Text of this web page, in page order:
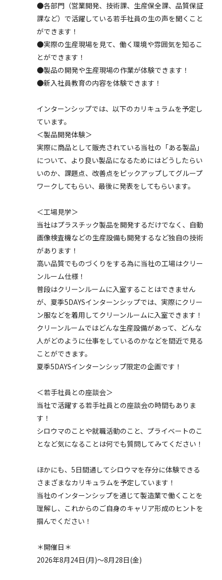
●各部門（営業開発、技術課、生産保全課、品質保証
課など）で活躍している若手社員の生の声を聞くこと
ができます！
●実際の生産現場を見て、働く環境や雰囲気を知るこ
とができます！
●製品の開発や生産現場の作業が体験できます！
●新入社員教育の内容を体験できます！
インターンシップでは、以下のカリキュラムを予定し
ています。
＜製品開発体験＞
実際に商品として販売されている当社の「ある製品」
について、より良い製品になるためにはどうしたらい
いのか、課題点、改善点をピックアップしてグループ
ワークしてもらい、最後に発表をしてもらいます。
＜工場見学＞
当社はプラスチック製品を開発するだけでなく、自動
画像検査機などの生産設備も開発するなど独自の技術
があります！
高い品質でものづくりをする為に当社の工場はクリー
ンルーム仕様！
普段はクリーンルームに入室することはできません
が、夏季5DAYSインターンシップでは、実際にクリー
ン服などを着用してクリーンルームに入室できます！
クリーンルームではどんな生産設備があって、どんな
人がどのように仕事をしているのかなどを間近で見る
ことができます。
夏季5DAYSインターンシップ限定の企画です！
＜若手社員との座談会＞
当社で活躍する若手社員との座談会の時間もありま
す！
シロウマのことや就職活動のこと、プライベートのこ
となど気になることは何でも質問してみてください！
ほかにも、5日間通してシロウマを存分に体験できる
さまざまなカリキュラムを予定しています！
当社のインターンシップを通じて製造業で働くことを
理解し、これからのご自身のキャリア形成のヒントを
掴んでください！
＊開催日＊
2026年8月24日(月)～8月28日(金)